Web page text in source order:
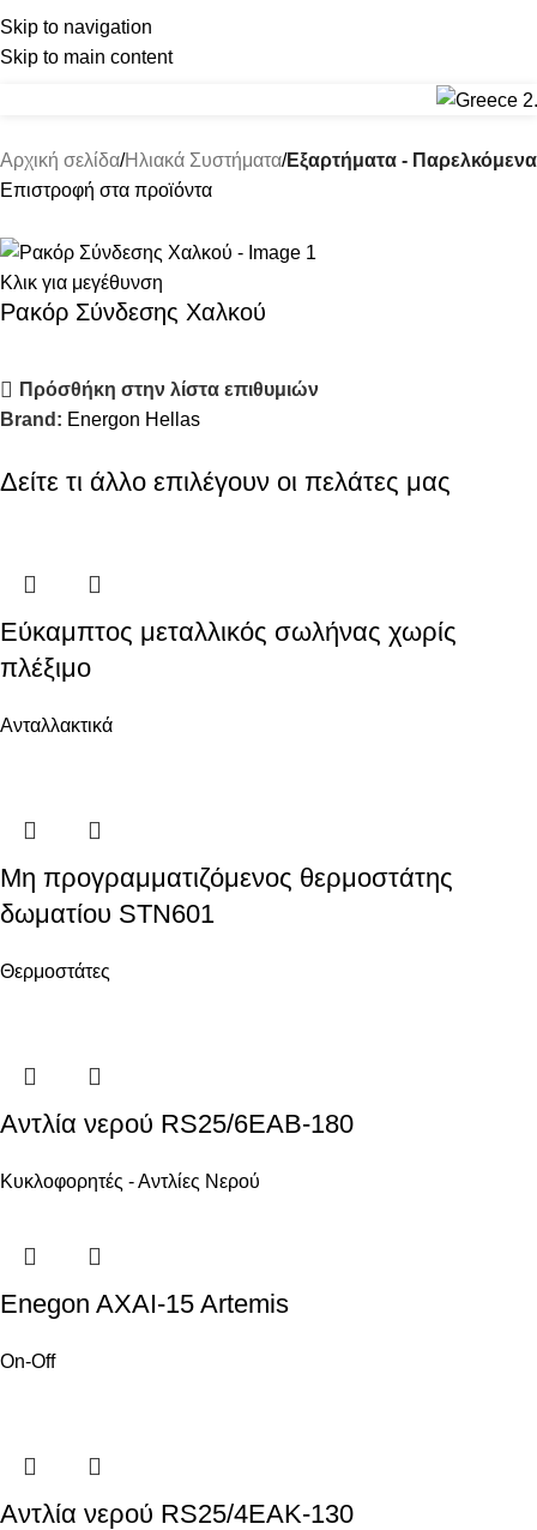
Skip to navigation
Skip to main content
(+30) 22210 22370
Αρχική σελίδα Ηλιακά Συστήματα Εξαρτήματα - Παρελκόμενα
Επιστροφή στα προϊόντα
Κλικ για μεγέθυνση
Ρακόρ Σύνδεσης Χαλκού
Πρόσθήκη στην λίστα επιθυμιών
Brand: Energon Hellas
Δείτε τι άλλο επιλέγουν οι πελάτες μας
Εύκαμπτος μεταλλικός σωλήνας χωρίς
πλέξιμο
Ανταλλακτικά
Μη προγραμματιζόμενος θερμοστάτης
δωματίου STN601
Θερμοστάτες
Αντλία νερού RS25/6EAB-180
Κυκλοφορητές - Αντλίες Νερού
Enegon AXAI-15 Artemis
On-Off
Αντλία νερού RS25/4EAK-130